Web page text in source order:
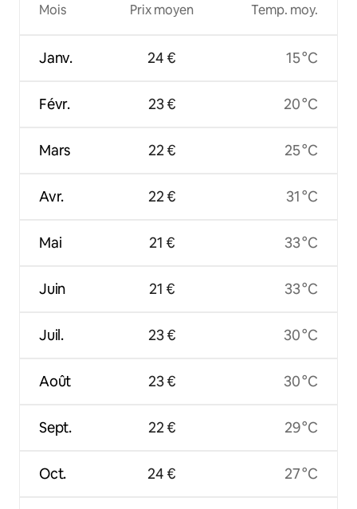
Mois
Janv.
Févr.
Mars
Avr.
Mai
Juin
Juil.
Août
Sept.
Oct.
Prix moyen
24 €
23 €
22 €
22 €
21 €
21 €
23 €
23 €
22 €
24 €
Temp. moy.
15 °C
20 °C
25 °C
31 °C
33 °C
33 °C
30 °C
30 °C
29 °C
27 °C